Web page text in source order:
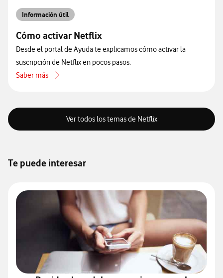
Información útil
Cómo activar Netflix
Desde el portal de Ayuda te explicamos cómo activar la
suscripción de Netflix en pocos pasos.
Saber más
acerca de Cómo activar Netflix
Ver todos los temas de Netflix
Te puede interesar